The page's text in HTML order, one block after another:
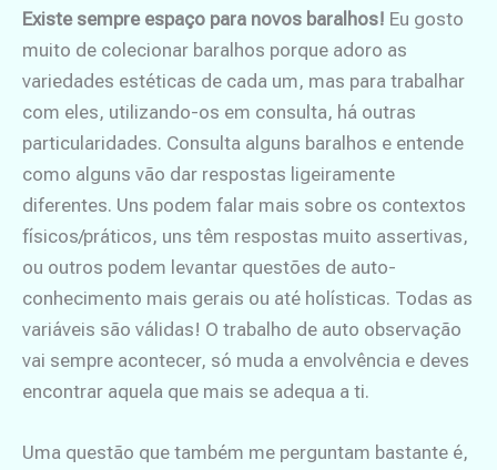
Existe sempre espaço para novos baralhos! Eu gosto
muito de colecionar baralhos porque adoro as
variedades estéticas de cada um, mas para trabalhar
com eles, utilizando-os em consulta, há outras
particularidades. Consulta alguns baralhos e entende
como alguns vão dar respostas ligeiramente
diferentes. Uns podem falar mais sobre os contextos
físicos/práticos, uns têm respostas muito assertivas,
ou outros podem levantar questões de auto-
conhecimento mais gerais ou até holísticas. Todas as
variáveis são válidas! O trabalho de auto observação
vai sempre acontecer, só muda a envolvência e deves
encontrar aquela que mais se adequa a ti.
Uma questão que também me perguntam bastante é,